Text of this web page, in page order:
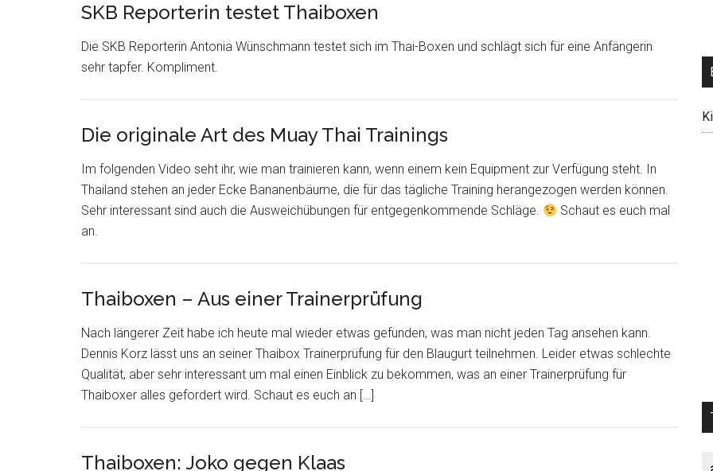
SKB Reporterin testet Thaiboxen
Die SKB Reporterin Antonia Wünschmann testet sich im Thai-Boxen und schlägt sich für eine Anfängerin
sehr tapfer. Kompliment.
Die originale Art des Muay Thai Trainings
Im folgenden Video seht ihr, wie man trainieren kann, wenn einem kein Equipment zur Verfügung steht. In
Thailand stehen an jeder Ecke Bananenbäume, die für das tägliche Training herangezogen werden können.
Sehr interessant sind auch die Ausweichübungen für entgegenkommende Schläge.
Schaut es euch mal
an.
Thaiboxen – Aus einer Trainerprüfung
Nach längerer Zeit habe ich heute mal wieder etwas gefunden, was man nicht jeden Tag ansehen kann.
Dennis Korz lässt uns an seiner Thaibox Trainerprüfung für den Blaugurt teilnehmen. Leider etwas schlechte
Qualität, aber sehr interessant um mal einen Einblick zu bekommen, was an einer Trainerprüfung für
Thaiboxer alles gefordert wird. Schaut es euch an […]
Thaiboxen: Joko gegen Klaas